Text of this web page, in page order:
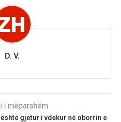
D. V.
i mëparshëm
gjetur i vdekur në oborrin e